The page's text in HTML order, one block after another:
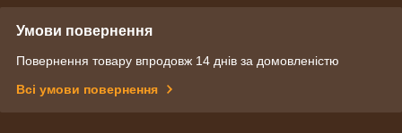
Умови повернення
Повернення товару впродовж 14 днів за домовленістю
Всі умови повернення